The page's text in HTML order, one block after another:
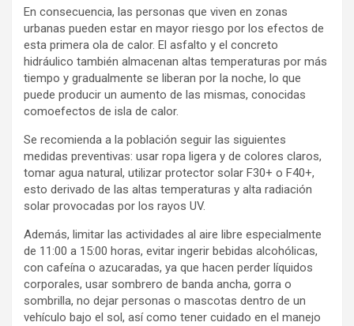
En consecuencia, las personas que viven en zonas
urbanas pueden estar en mayor riesgo por los efectos de
esta primera ola de calor. El asfalto y el concreto
hidráulico también almacenan altas temperaturas por más
tiempo y gradualmente se liberan por la noche, lo que
puede producir un aumento de las mismas, conocidas
comoefectos de isla de calor.
Se recomienda a la población seguir las siguientes
medidas preventivas: usar ropa ligera y de colores claros,
tomar agua natural, utilizar protector solar F30+ o F40+,
esto derivado de las altas temperaturas y alta radiación
solar provocadas por los rayos UV.
Además, limitar las actividades al aire libre especialmente
de 11:00 a 15:00 horas, evitar ingerir bebidas alcohólicas,
con cafeína o azucaradas, ya que hacen perder líquidos
corporales, usar sombrero de banda ancha, gorra o
sombrilla, no dejar personas o mascotas dentro de un
vehículo bajo el sol, así como tener cuidado en el manejo